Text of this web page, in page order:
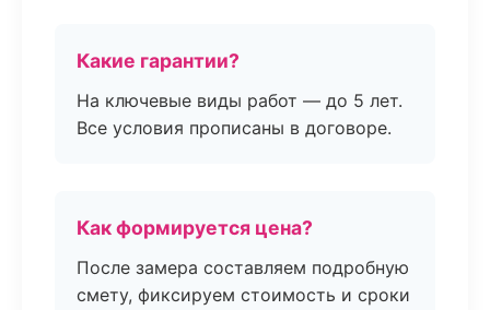
Какие гарантии?
На ключевые виды работ — до 5 лет.
Все условия прописаны в договоре.
Как формируется цена?
После замера составляем подробную
смету, фиксируем стоимость и сроки